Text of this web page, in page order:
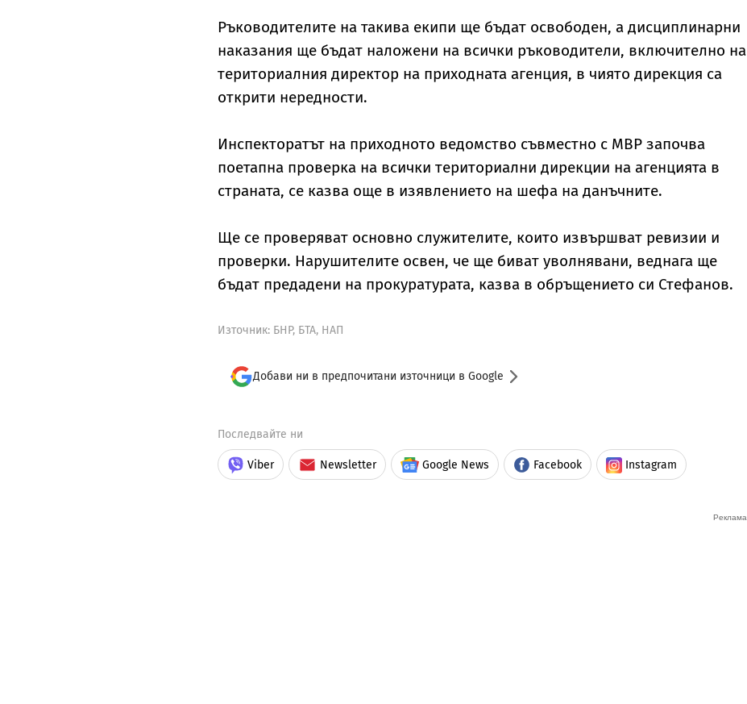
Ръководителите на такива екипи ще бъдат освободен, а дисциплинарни
наказания ще бъдат наложени на всички ръководители, включително на
териториалния директор на приходната агенция, в чиято дирекция са
открити нередности.
Инспекторатът на приходното ведомство съвместно с МВР започва
поетапна проверка на всички териториални дирекции на агенцията в
страната, се казва още в изявлението на шефа на данъчните.
Ще се проверяват основно служителите, които извършват ревизии и
проверки. Нарушителите освен, че ще биват уволнявани, веднага ще
бъдат предадени на прокуратурата, казва в обръщението си Стефанов.
Източник: БНР, БТА, НАП
Добави ни в предпочитани източници в Google
Последвайте ни
Viber Newsletter Google News Facebook Instagram